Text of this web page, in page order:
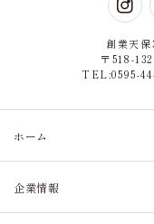
創業天
〒518-
TEL:0595-
ホーム
企業情報